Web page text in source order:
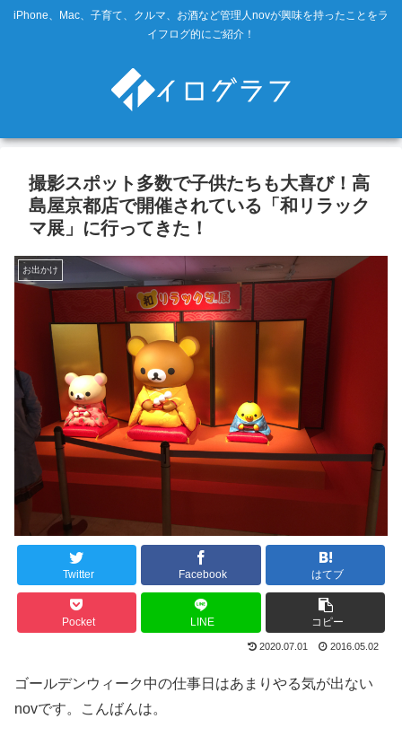
iPhone、Mac、子育て、クルマ、お酒など管理人novが興味を持ったことをラ
イフログ的にご紹介！
撮影スポット多数で子供たちも大喜び！高
島屋京都店で開催されている「和リラック
マ展」に行ってきた！
お出かけ
Twitter Facebook はてブ
Pocket LINE コピー
2020.07.01 2016.05.02
ゴールデンウィーク中の仕事日はあまりやる気が出ない
novです。こんばんは。